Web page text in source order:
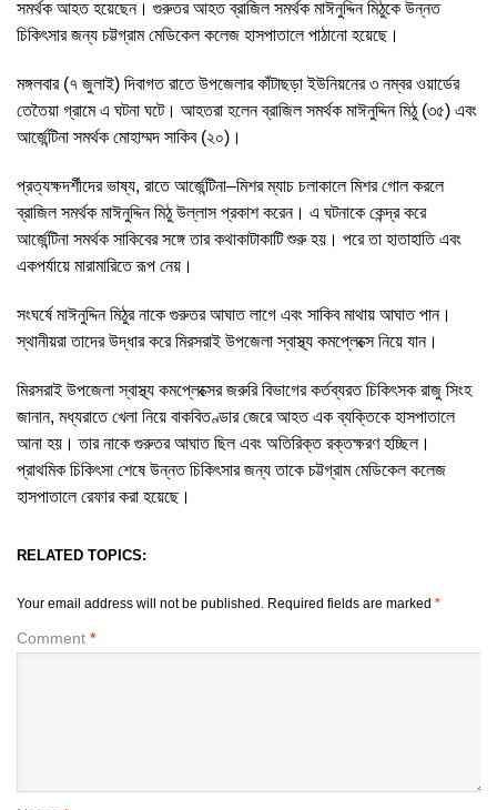
সমর্থক আহত হয়েছেন। গুরুতর আহত ব্রাজিল সমর্থক মাঈনুদ্দিন মিঠুকে উন্নত
চিকিৎসার জন্য চট্টগ্রাম মেডিকেল কলেজ হাসপাতালে পাঠানো হয়েছে।
মঙ্গলবার (৭ জুলাই) দিবাগত রাতে উপজেলার কাঁটাছড়া ইউনিয়নের ৩ নম্বর ওয়ার্ডের
তেতৈয়া গ্রামে এ ঘটনা ঘটে। আহতরা হলেন ব্রাজিল সমর্থক মাঈনুদ্দিন মিঠু (৩৫) এবং
আর্জেন্টিনা সমর্থক মোহাম্মদ সাকিব (২০)।
প্রত্যক্ষদর্শীদের ভাষ্য, রাতে আর্জেন্টিনা–মিশর ম্যাচ চলাকালে মিশর গোল করলে
ব্রাজিল সমর্থক মাঈনুদ্দিন মিঠু উল্লাস প্রকাশ করেন। এ ঘটনাকে কেন্দ্র করে
আর্জেন্টিনা সমর্থক সাকিবের সঙ্গে তার কথাকাটাকাটি শুরু হয়। পরে তা হাতাহাতি এবং
একপর্যায়ে মারামারিতে রূপ নেয়।
সংঘর্ষে মাঈনুদ্দিন মিঠুর নাকে গুরুতর আঘাত লাগে এবং সাকিব মাথায় আঘাত পান।
স্থানীয়রা তাদের উদ্ধার করে মিরসরাই উপজেলা স্বাস্থ্য কমপ্লেক্সে নিয়ে যান।
মিরসরাই উপজেলা স্বাস্থ্য কমপ্লেক্সের জরুরি বিভাগের কর্তব্যরত চিকিৎসক রাজু সিংহ
জানান, মধ্যরাতে খেলা নিয়ে বাকবিতণ্ডার জেরে আহত এক ব্যক্তিকে হাসপাতালে
আনা হয়। তার নাকে গুরুতর আঘাত ছিল এবং অতিরিক্ত রক্তক্ষরণ হচ্ছিল।
প্রাথমিক চিকিৎসা শেষে উন্নত চিকিৎসার জন্য তাকে চট্টগ্রাম মেডিকেল কলেজ
হাসপাতালে রেফার করা হয়েছে।
RELATED TOPICS:
Your email address will not be published. Required fields are marked *
Comment *